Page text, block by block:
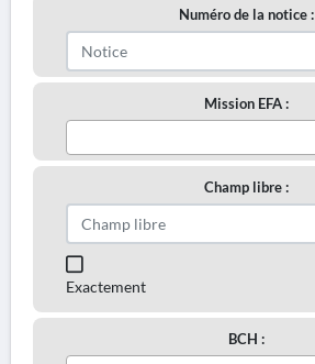
Numéro de la notice :
Mission EFA :
Champ libre :
Exactement
BCH :